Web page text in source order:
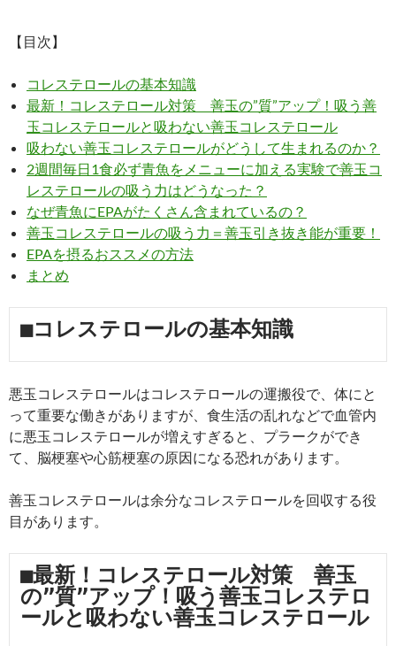
【目次】
コレステロールの基本知識
最新！コレステロール対策 善玉の”質”アップ！吸う善
玉コレステロールと吸わない善玉コレステロール
吸わない善玉コレステロールがどうして生まれるのか？
2週間毎日1食必ず青魚をメニューに加える実験で善玉コ
レステロールの吸う力はどうなった？
なぜ青魚にEPAがたくさん含まれているの？
善玉コレステロールの吸う力＝善玉引き抜き能が重要！
EPAを摂るおススメの方法
まとめ
■コレステロールの基本知識
悪玉コレステロールはコレステロールの運搬役で、体にと
って重要な働きがありますが、食生活の乱れなどで血管内
に悪玉コレステロールが増えすぎると、プラークができ
て、脳梗塞や心筋梗塞の原因になる恐れがあります。
善玉コレステロールは余分なコレステロールを回収する役
目があります。
■最新！コレステロール対策　善玉
の”質”アップ！吸う善玉コレステロ
ールと吸わない善玉コレステロール